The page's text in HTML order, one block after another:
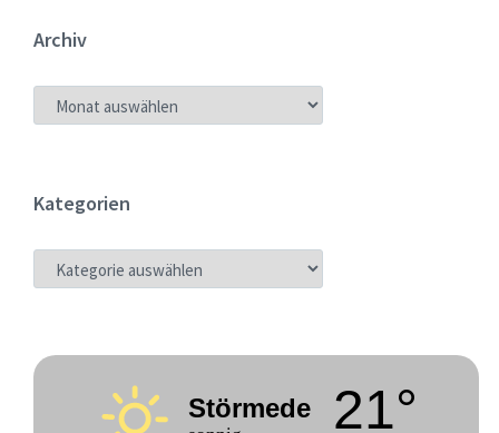
Archiv
ARCHIV
Kategorien
KATEGORIEN
Störmede 21°